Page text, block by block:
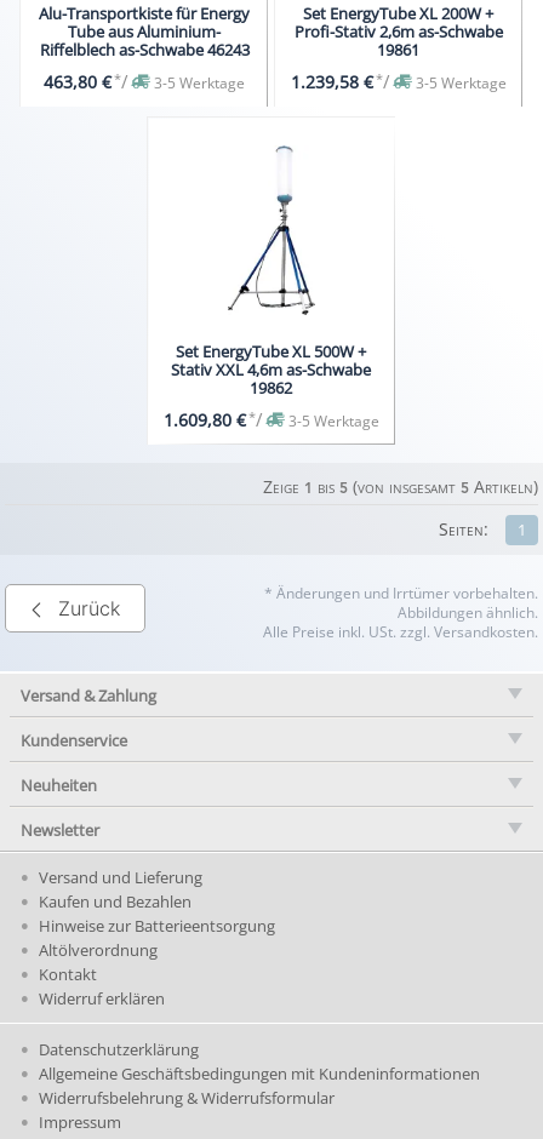
Alu-Transportkiste für Energy
Tube aus Aluminium-
Riffelblech as-Schwabe 46243
463,80 €*/ 3-5 Werktage
Set EnergyTube XL 200W +
Profi-Stativ 2,6m as-Schwabe
19861
1.239,58 €*/ 3-5 Werktage
Set EnergyTube XL 500W +
Stativ XXL 4,6m as-Schwabe
19862
1.609,80 €*/ 3-5 Werktage
Zeige 1 bis 5(von insgesamt 5Artikeln)
1
Seiten:
Zurück
* Änderungen und Irrtümer vorbehalten.
Abbildungen ähnlich.
Alle Preise inkl. USt. zzgl. Versandkosten.
Versand & Zahlung
Kundenservice
Neuheiten
Newsletter
Versand und Lieferung
Kaufen und Bezahlen
Hinweise zur Batterieentsorgung
Altölverordnung
Kontakt
Widerruf erklären
Datenschutzerklärung
Allgemeine Geschäftsbedingungen mit Kundeninformationen
Widerrufsbelehrung & Widerrufsformular
Impressum